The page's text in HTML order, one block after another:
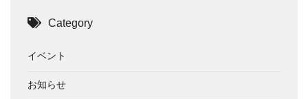
Category
イベント
お知らせ